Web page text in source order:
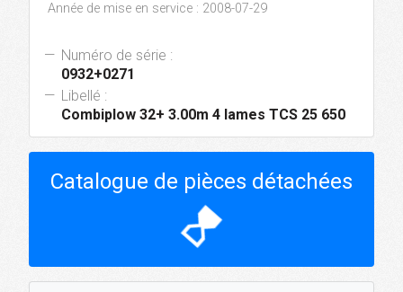
Année de mise en service : 2008-07-29
Numéro de série :
0932+0271
Libellé :
Combiplow 32+ 3.00m 4 lames TCS 25 650
Catalogue de pièces détachées
hourglass_top